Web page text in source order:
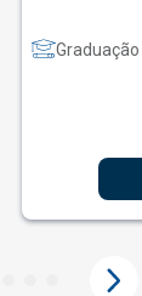
Graduação